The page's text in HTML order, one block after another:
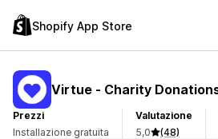
Shopify App Store
Virtue ‑ Charity
Prezzi
Installazione gratuita
Valutazione
5,0
(48)